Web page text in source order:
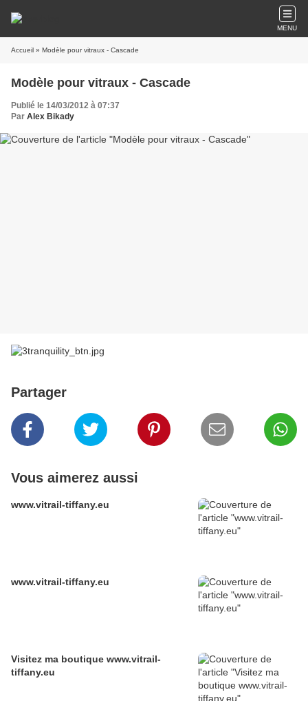
MENU
Accueil » Modèle pour vitraux - Cascade
Modèle pour vitraux - Cascade
Publié le 14/03/2012 à 07:37
Par Alex Bikady
Partager
Vous aimerez aussi
www.vitrail-tiffany.eu
www.vitrail-tiffany.eu
Visitez ma boutique www.vitrail-
tiffany.eu